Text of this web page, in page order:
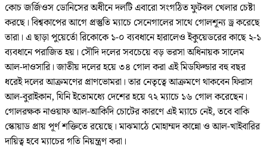
কোচ জর্জিওস ডোনিসের অধীনে দলটি এবারো সংগঠিত ফুটবল খেলার চেষ্টা
করছে। বিশ্বকাপের আগে প্রস্তুতি ম্যাচে সেনেগালের সাথে গোলশূন্য ড্র করেছে
তারা। এ ছাড়া পুয়ের্তো রিকোকে ১-০ ব্যবধানে হারালেও ইকুয়েডরের কাছে ২-১
ব্যবধানে পরাজিত হয়। সৌদি দলের সবচেয়ে বড় ভরসা অধিনায়ক সালেম
আল-দাওসারি। জাতীয় দলের হয়ে ৩৪ গোল করা এই মিডফিল্ডার বহু বছর
ধরেই দলের আক্রমণের প্রাণভোমরা। তার নেতৃত্বে আক্রমণে থাকবেন ফিরাস
আল-বুরাইকান, যিনি ইতোমধ্যে দেশের হয়ে ৭২ ম্যাচে ১৬ গোল করেছেন।
গোলরক্ষক নাওয়াফ আল-আকিদি চোটের কারণে এই ম্যাচে নেই, তবে বাকি
স্কোয়াড প্রায় পূর্ণ শক্তিতে রয়েছে। মাঝমাঠে মোহাম্মদ কান্নো ও আল-খাইবারির
দায়িত্ব হবে ম্যাচের গতি নিয়ন্ত্রণ করা।